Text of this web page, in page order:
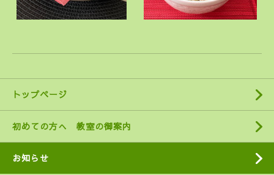
トップページ
初めての方へ 教室の御案内
お知らせ